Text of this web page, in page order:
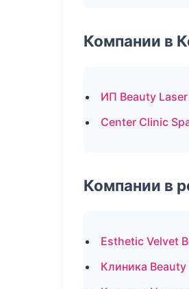
Компании в
ИП Beauty
Center Clinic
Компании в
Esthetic Velvet
Клиника